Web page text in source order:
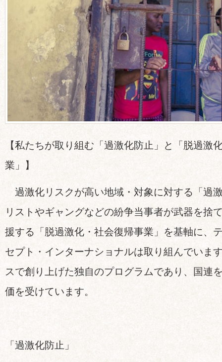
【私たちが取り組む「過激化防止」と「脱過激
業」】
過激化リスクが高い地域・対象に対する「過
リストやギャングなどの紛争当事者が武器を捨
援する「脱過激化・社会復帰事業」を基軸に、
セプト・インターナショナルは取り組んでいま
スで創り上げた独自のプログラムであり、国連
価を受けています。
「過激化防止」